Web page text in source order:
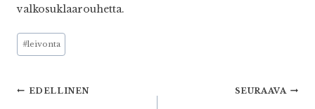
valkosuklaarouhetta.
Avainsanat:
#leivonta
Artikkelien
EDELLINEN SEURAAVA